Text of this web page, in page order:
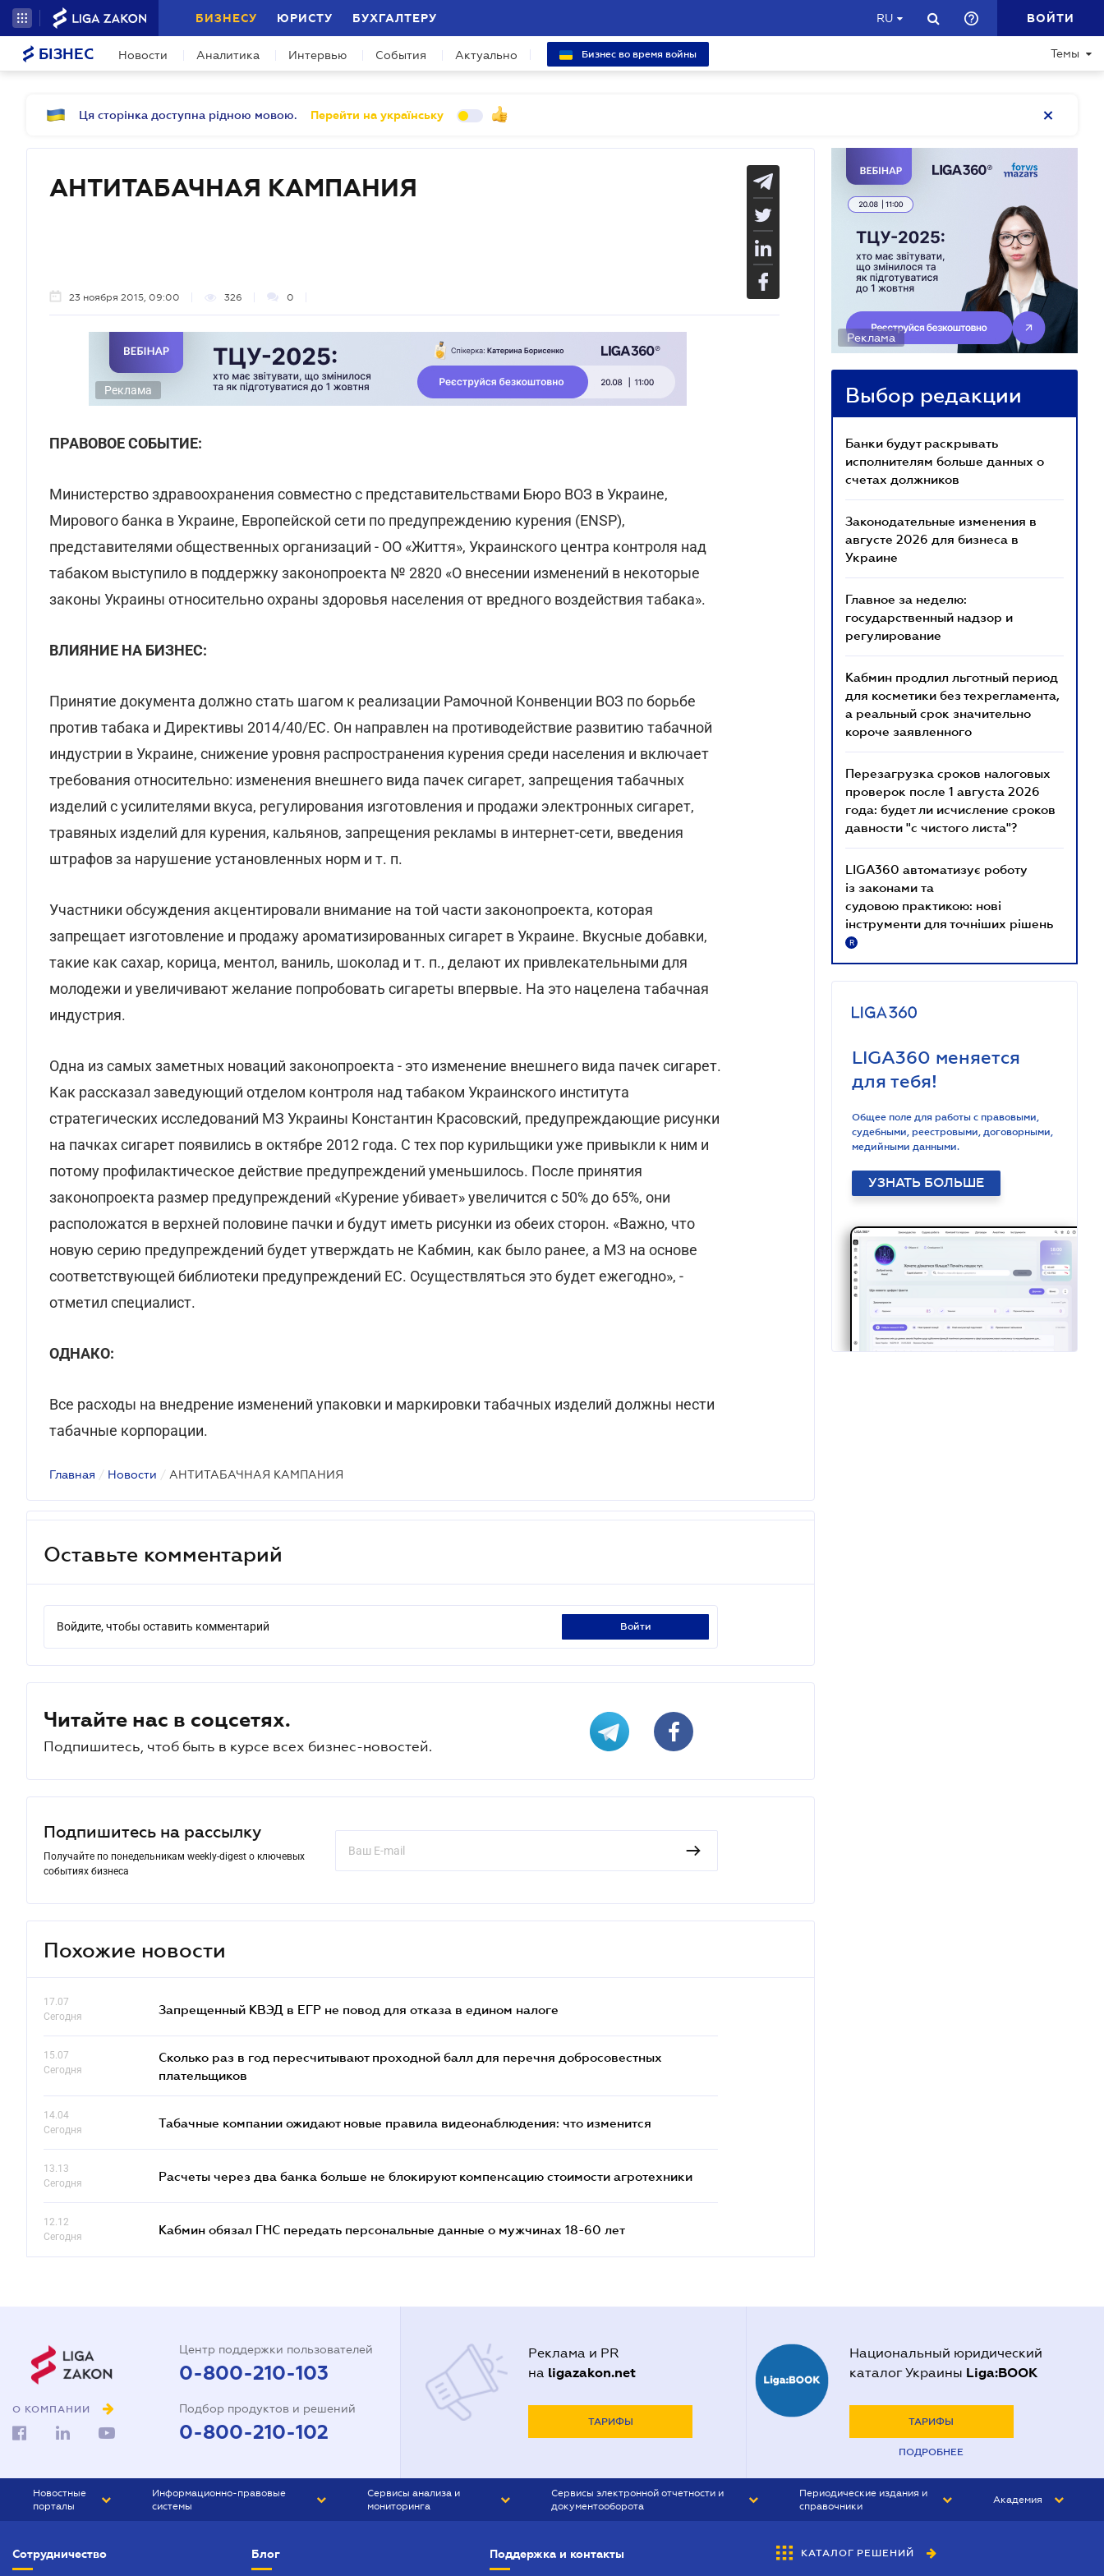
БИЗНЕСУ ЮРИСТУ БУХГАЛТЕРУ RU ВОЙТИ
БІЗНЕС Новости Аналитика Интервью События Актуально Бизнес во время войны Темы
Ця сторінка доступна рідною мовою. Перейти на українську
АНТИТАБАЧНАЯ КАМПАНИЯ
23 ноября 2015, 09:00 326 0
Реклама
ПРАВОВОЕ СОБЫТИЕ:
Министерство здравоохранения совместно с представительствами Бюро ВОЗ в Украине,
Мирового банка в Украине, Европейской сети по предупреждению курения (ENSP),
представителями общественных организаций - ОО «Життя», Украинского центра контроля над
табаком выступило в поддержку законопроекта № 2820 «О внесении изменений в некоторые
законы Украины относительно охраны здоровья населения от вредного воздействия табака».
ВЛИЯНИЕ НА БИЗНЕС:
Принятие документа должно стать шагом к реализации Рамочной Конвенции ВОЗ по борьбе
против табака и Директивы 2014/40/ЕC. Он направлен на противодействие развитию табачной
индустрии в Украине, снижение уровня распространения курения среди населения и включает
требования относительно: изменения внешнего вида пачек сигарет, запрещения табачных
изделий с усилителями вкуса, регулирования изготовления и продажи электронных сигарет,
травяных изделий для курения, кальянов, запрещения рекламы в интернет-сети, введения
штрафов за нарушение установленных норм и т. п.
Участники обсуждения акцентировали внимание на той части законопроекта, которая
запрещает изготовление и продажу ароматизированных сигарет в Украине. Вкусные добавки,
такие как сахар, корица, ментол, ваниль, шоколад и т. п., делают их привлекательными для
молодежи и увеличивают желание попробовать сигареты впервые. На это нацелена табачная
индустрия.
Одна из самых заметных новаций законопроекта - это изменение внешнего вида пачек сигарет.
Как рассказал заведующий отделом контроля над табаком Украинского института
стратегических исследований МЗ Украины Константин Красовский, предупреждающие рисунки
на пачках сигарет появились в октябре 2012 года. С тех пор курильщики уже привыкли к ним и
потому профилактическое действие предупреждений уменьшилось. После принятия
законопроекта размер предупреждений «Курение убивает» увеличится с 50% до 65%, они
расположатся в верхней половине пачки и будут иметь рисунки из обеих сторон. «Важно, что
новую серию предупреждений будет утверждать не Кабмин, как было ранее, а МЗ на основе
соответствующей библиотеки предупреждений ЕС. Осуществляться это будет ежегодно», -
отметил специалист.
ОДНАКО:
Все расходы на внедрение изменений упаковки и маркировки табачных изделий должны нести
табачные корпорации.
Главная / Новости / АНТИТАБАЧНАЯ КАМПАНИЯ
Оставьте комментарий
Войдите, чтобы оставить комментарий войти
Читайте нас в соцсетях.
Подпишитесь, чтоб быть в курсе всех бизнес-новостей.
Подпишитесь на рассылку
Получайте по понедельникам weekly-digest о ключевых
событиях бизнеса
Похожие новости
17.07
Сегодня
Запрещенный КВЭД в ЕГР не повод для отказа в едином налоге
15.07
Сегодня
Сколько раз в год пересчитывают проходной балл для перечня добросовестных
плательщиков
14.04
Сегодня
Табачные компании ожидают новые правила видеонаблюдения: что изменится
13.13
Сегодня
Расчеты через два банка больше не блокируют компенсацию стоимости агротехники
12.12
Сегодня
Кабмин обязал ГНС передать персональные данные о мужчинах 18-60 лет
Реклама
Выбор редакции
Банки будут раскрывать
исполнителям больше данных о
счетах должников
Законодательные изменения в
августе 2026 для бизнеса в
Украине
Главное за неделю:
государственный надзор и
регулирование
Кабмин продлил льготный период
для косметики без техрегламента,
а реальный срок значительно
короче заявленного
Перезагрузка сроков налоговых
проверок после 1 августа 2026
года: будет ли исчисление сроков
давности "с чистого листа"?
LIGA360 автоматизує роботу
із законами та
судовою практикою: нові
інструменти для точніших рішень
R
LIGA360 меняется
для тебя!
Общее поле для работы с правовыми,
судебными, реестровыми, договорными,
медийными данными.
УЗНАТЬ БОЛЬШЕ
О КОМПАНИИ
Центр поддержки пользователей
0-800-210-103
Подбор продуктов и решений
0-800-210-102
Реклама и PR
на ligazakon.net
ТАРИФЫ
Национальный юридический
каталог Украины Liga:BOOK
ТАРИФЫ
ПОДРОБНЕЕ
Новостные
порталы
БИЗНЕС
Информационно-правовые
системы
Сервисы анализа и
мониторинга
Сервисы электронной отчетности и
документооборота
Периодические издания и
справочники
БУХГАЛТЕР&ЗАКОН
Академия
Сотрудничество Блог Поддержка и контакты КАТАЛОГ РЕШЕНИЙ